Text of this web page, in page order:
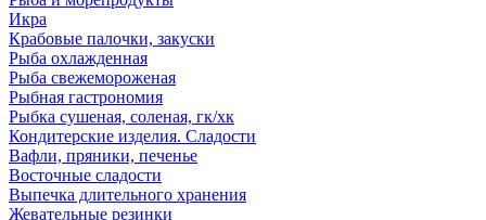
Икра
Крабовые палочки, закуски
Рыба охлажденная
Рыба свежемороженая
Рыбная гастрономия
Рыбка сушеная, соленая, гк/хк
Кондитерские изделия. Сладости
Вафли, пряники, печенье
Восточные сладости
Выпечка длительного хранения
Жевательные резинки